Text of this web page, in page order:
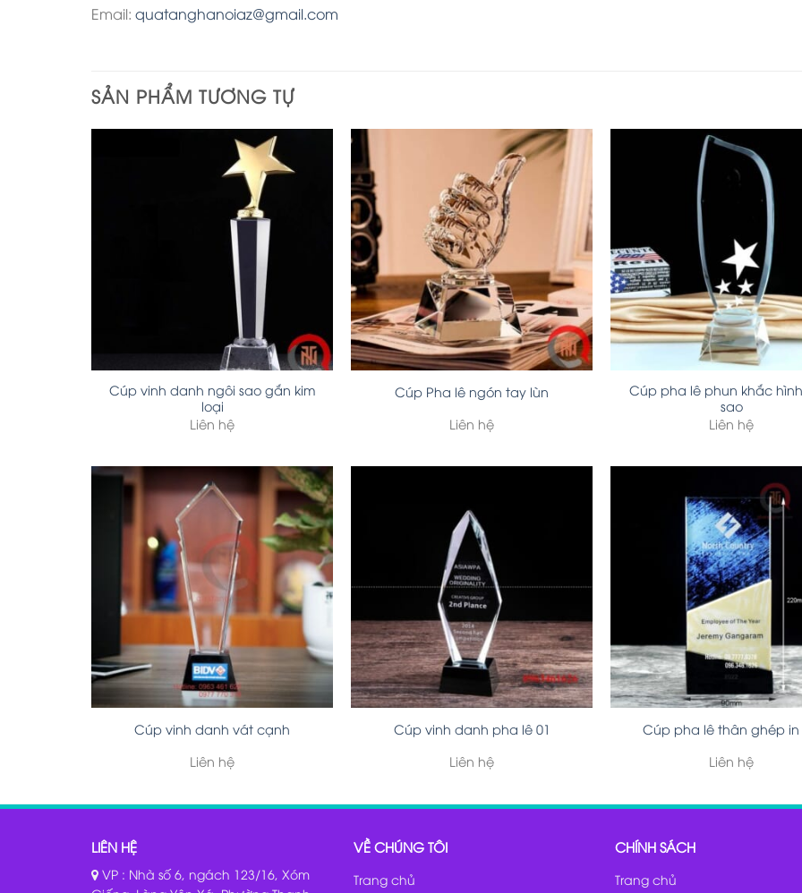
Email: quatanghanoiaz@gmail.com
SẢN PHẨM TƯƠNG TỰ
Cúp vinh danh ngôi sao gắn kim
loại
Liên hệ
Cúp Pha lê ngón tay lùn
Liên hệ
Cúp pha lê phun khắc
sao
Liên hệ
Cúp vinh danh vát cạnh
Liên hệ
Cúp vinh danh pha lê 01
Liên hệ
Cúp pha lê thân ghép in
Liên hệ
LIÊN HỆ
VP : Nhà số 6, ngách 123/16, Xóm
VỀ CHÚNG TÔI
Trang chủ
CHÍNH SÁCH
Trang chủ